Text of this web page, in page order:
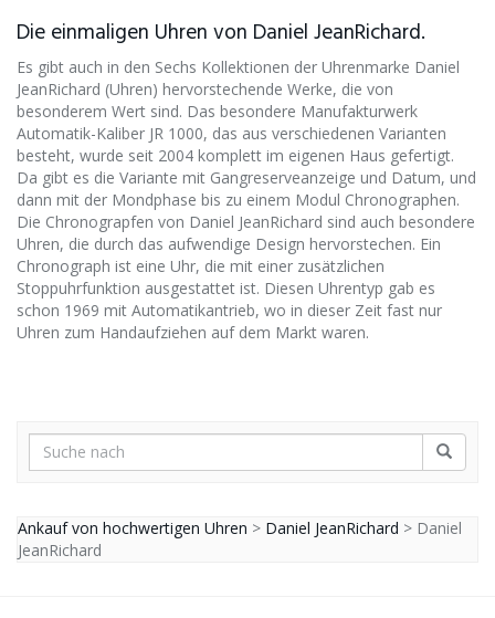
Die einmaligen Uhren von Daniel JeanRichard.
Es gibt auch in den Sechs Kollektionen der Uhrenmarke Daniel
JeanRichard (Uhren) hervorstechende Werke, die von
besonderem Wert sind. Das besondere Manufakturwerk
Automatik-Kaliber JR 1000, das aus verschiedenen Varianten
besteht, wurde seit 2004 komplett im eigenen Haus gefertigt.
Da gibt es die Variante mit Gangreserveanzeige und Datum, und
dann mit der Mondphase bis zu einem Modul Chronographen.
Die Chronograpfen von Daniel JeanRichard sind auch besondere
Uhren, die durch das aufwendige Design hervorstechen. Ein
Chronograph ist eine Uhr, die mit einer zusätzlichen
Stoppuhrfunktion ausgestattet ist. Diesen Uhrentyp gab es
schon 1969 mit Automatikantrieb, wo in dieser Zeit fast nur
Uhren zum Handaufziehen auf dem Markt waren.
Ankauf von hochwertigen Uhren > Daniel JeanRichard > Daniel
JeanRichard